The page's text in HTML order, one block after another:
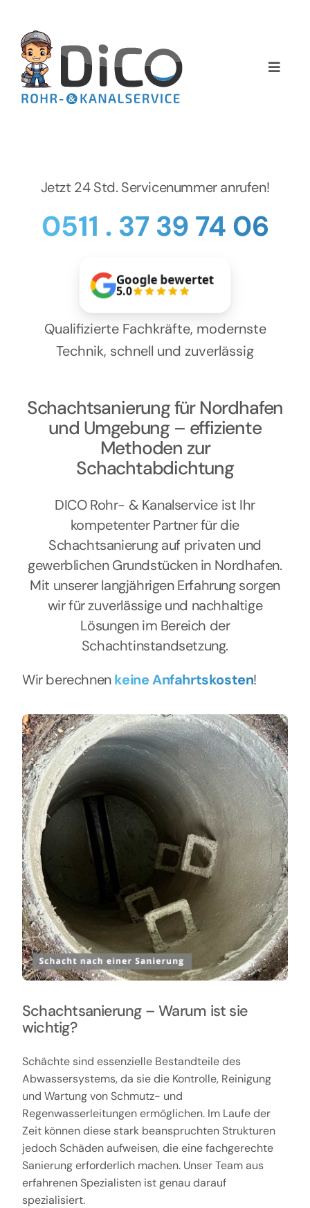
springen
Toggle
Home
Services
Preise
NEWS
Kontakt
Jetzt 24 Std. Servicenummer anrufen!
0511 . 37 39 74 06
Google bewertet
5.0
Qualifizierte Fachkräfte, modernste
Technik, schnell und zuverlässig
Schachtsanierung für Nordhafen
und Umgebung – effiziente
Methoden zur
Schachtabdichtung
DICO Rohr- & Kanalservice ist Ihr
kompetenter Partner für die
Schachtsanierung auf privaten und
gewerblichen Grundstücken in Nordhafen.
Mit unserer langjährigen Erfahrung sorgen
wir für zuverlässige und nachhaltige
Lösungen im Bereich der
Schachtinstandsetzung.
Wir berechnenkeine Anfahrtskosten!
Schachtsanierung – Warum ist sie
wichtig?
Schächte sind essenzielle Bestandteile des
Abwassersystems, da sie die Kontrolle, Reinigung
und Wartung von Schmutz- und
Regenwasserleitungen ermöglichen. Im Laufe der
Zeit können diese stark beanspruchten Strukturen
jedoch Schäden aufweisen, die eine fachgerechte
Sanierung erforderlich machen. Unser Team aus
erfahrenen Spezialisten ist genau darauf
spezialisiert.